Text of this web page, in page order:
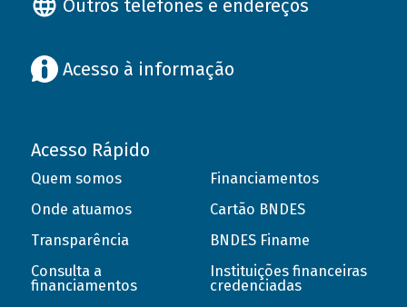
Outros telefones e endereços
Acesso à informação
Acesso Rápido
Quem somos
Onde atuamos
Transparência
Consulta a
financiamentos
Financiamentos
Cartão BNDES
BNDES Finame
Instituições financeiras
credenciadas